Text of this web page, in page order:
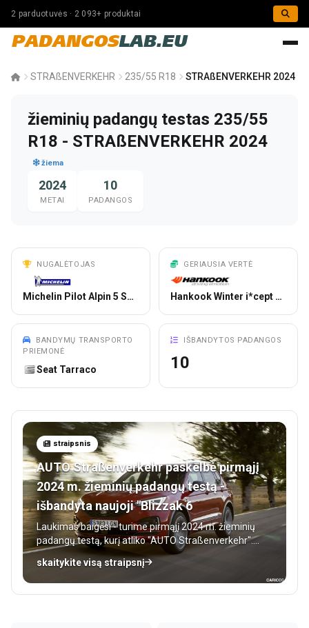
2 parduotuvės · 2 093+ produktai
PADANGOSLAB.EU
STRAßENVERKEHR 235/55 R18 STRAßENVERKEHR 2024
žieminių padangų testas 235/55
R18 - STRAßENVERKEHR 2024
žiema
2024
METAI
10
PADANGOS
NUGALĖTOJAS
Michelin Pilot Alpin 5 SUV
GERIAUSIA VERTĖ
Hankook Winter i*cept evo3 X W330A
BANDYMŲ TRANSPORTO
PRIEMONĖ
Seat Tarraco
IŠBANDYTOS PADANGOS
10
straipsnis
AUTO Straßenverkehr paskelbė pirmąjį
2024 m. žieminių padangų testą -
išbandyta naujoji "Blizzak 6
Laukimas baigėsi - turime pirmąjį 2024 m. žieminių
padangų testą, kurį atliko "AUTO Straßenverkehr".
Bandyme daugiausia dėmesio skirta 235/55 R18
dydžio padangoms, tinkamoms tokiems
automobiliams kaip "Škoda Kodiaq", "Audi Q3", "VW
Tiguan" ir "Seat Tarraco", kuris taip pat buvo
skaitykite visą straipsnį